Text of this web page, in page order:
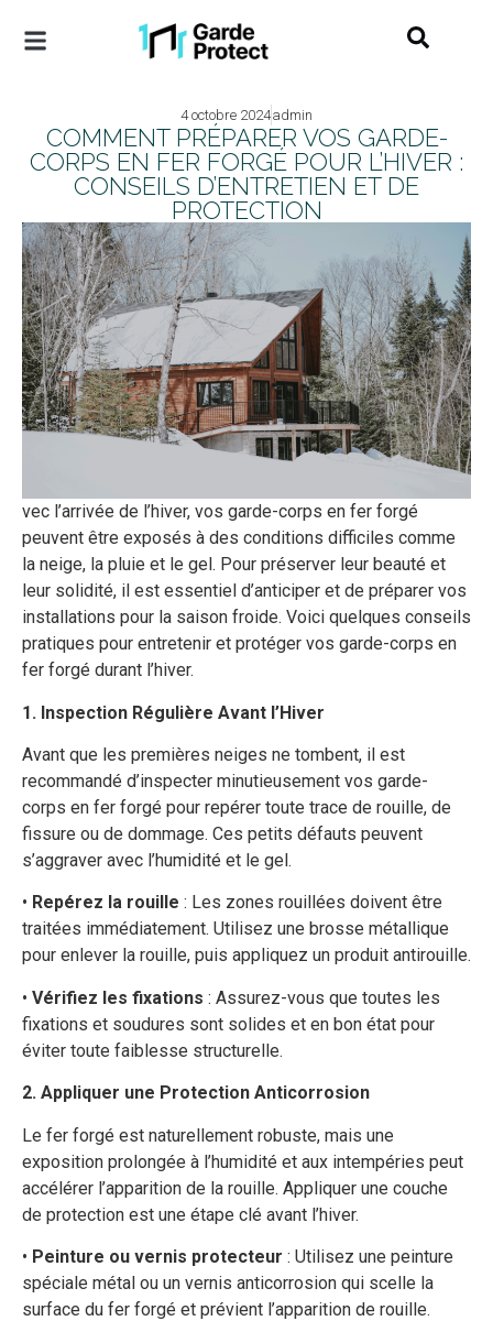
4 octobre 2024admin
COMMENT PRÉPARER VOS GARDE-
CORPS EN FER FORGÉ POUR L’HIVER :
CONSEILS D’ENTRETIEN ET DE
PROTECTION
vec l’arrivée de l’hiver, vos garde-corps en fer forgé
peuvent être exposés à des conditions difficiles comme
la neige, la pluie et le gel. Pour préserver leur beauté et
leur solidité, il est essentiel d’anticiper et de préparer vos
installations pour la saison froide. Voici quelques conseils
pratiques pour entretenir et protéger vos garde-corps en
fer forgé durant l’hiver.
1. Inspection Régulière Avant l’Hiver
Avant que les premières neiges ne tombent, il est
recommandé d’inspecter minutieusement vos garde-
corps en fer forgé pour repérer toute trace de rouille, de
fissure ou de dommage. Ces petits défauts peuvent
s’aggraver avec l’humidité et le gel.
• Repérez la rouille : Les zones rouillées doivent être
traitées immédiatement. Utilisez une brosse métallique
pour enlever la rouille, puis appliquez un produit antirouille.
• Vérifiez les fixations : Assurez-vous que toutes les
fixations et soudures sont solides et en bon état pour
éviter toute faiblesse structurelle.
2. Appliquer une Protection Anticorrosion
Le fer forgé est naturellement robuste, mais une
exposition prolongée à l’humidité et aux intempéries peut
accélérer l’apparition de la rouille. Appliquer une couche
de protection est une étape clé avant l’hiver.
• Peinture ou vernis protecteur : Utilisez une peinture
spéciale métal ou un vernis anticorrosion qui scelle la
surface du fer forgé et prévient l’apparition de rouille.